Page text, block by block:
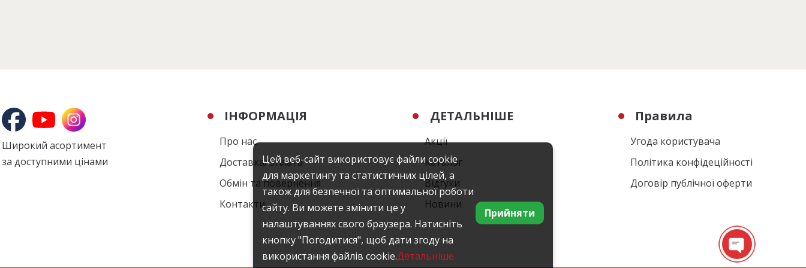
Широкий асортимент
за доступними цінами
ІНФОРМАЦІЯ
Про нас
Доставка/Оплата
Обмін та повернення
Контакти
ДЕТАЛЬНІШЕ
Акції
Каталог
Відгуки
Новини
Правила
Угода користувача
Політика конфідеційності
Договір публічної оферти
Цей веб-сайт використовує файли cookie
для маркетингу та статистичних цілей, а
також для безпечної та оптимальної роботи
сайту. Ви можете змінити це у
налаштуваннях свого браузера. Натисніть
кнопку "Погодитися", щоб дати згоду на
використання файлів cookie.Детальніше
Прийняти